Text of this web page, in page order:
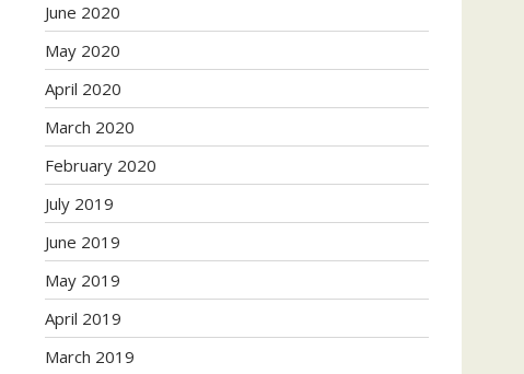
June 2020
May 2020
April 2020
March 2020
February 2020
July 2019
June 2019
May 2019
April 2019
March 2019